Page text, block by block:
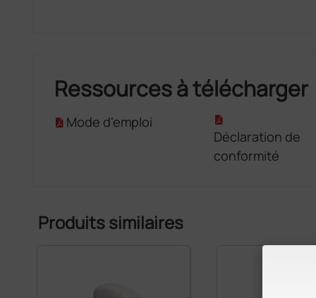
Ressources à télécharger
Mode d'emploi
Déclaration de
conformité
Produits similaires